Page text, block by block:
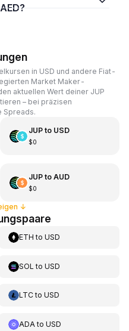
in USD und andere Fiat-
Market Maker-
aktuellen Wert deiner JUP
– bei präzisen
Spreads.
JUPto USD
$0
JUPto AUD
$0
↓
ETH toUSD
SOL toUSD
LTCtoUSD
ADA toUSD